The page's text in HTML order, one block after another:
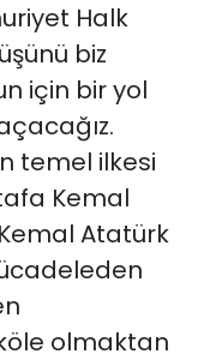
Halk
biz
için bir yol
temel ilkesi
Kemal
Atatürk
olmaktan